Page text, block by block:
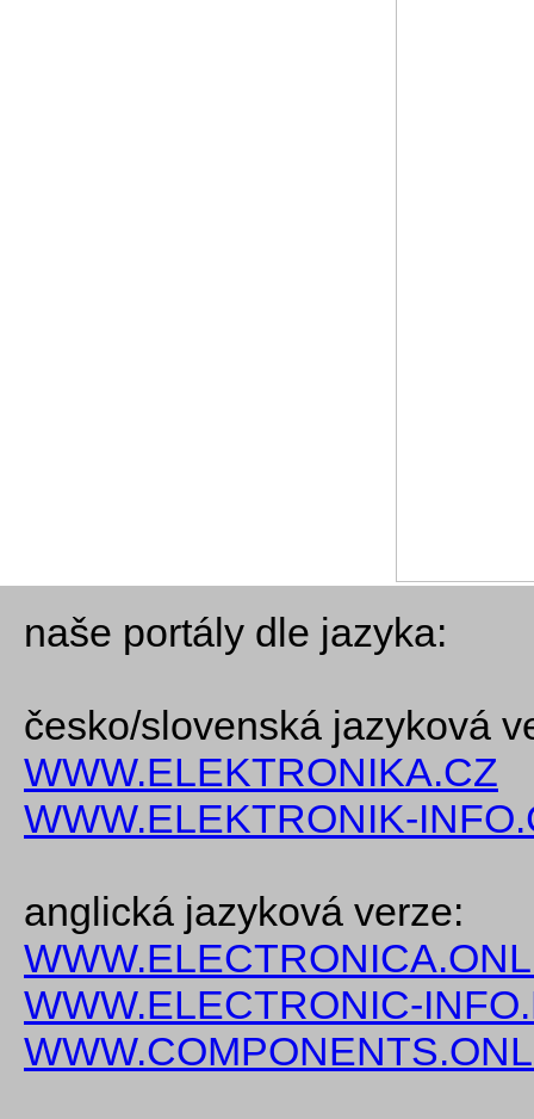
naše portály dle jazyka:
česko/slovenská jazyková
WWW.ELEKTRONIKA.CZ
WWW.ELEKTRONIK-
anglická jazyková verze:
WWW.ELECTRONIC-